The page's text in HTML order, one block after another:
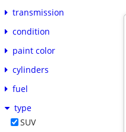
transmission
condition
paint color
cylinders
fuel
type
SUV